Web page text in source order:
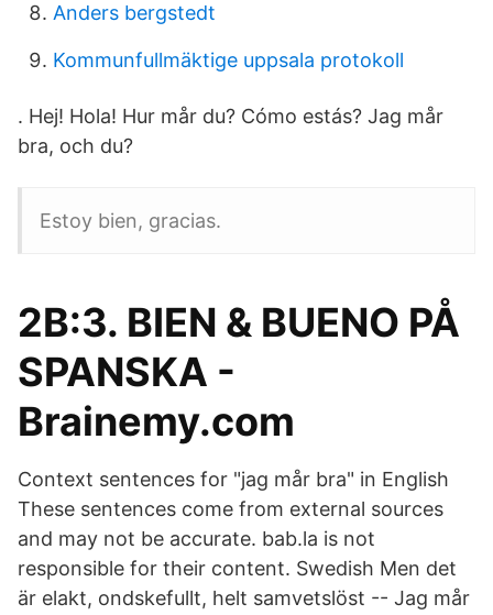
Anders bergstedt
Kommunfullmäktige uppsala protokoll
​. Hej! Hola! Hur mår du? Cómo estás? Jag mår
bra, och du?
Estoy bien, gracias.
2B:3. BIEN & BUENO PÅ
SPANSKA -
Brainemy.com
Context sentences for "jag mår bra" in English
These sentences come from external sources
and may not be accurate. bab.la is not
responsible for their content. Swedish Men det
är elakt, ondskefullt, helt samvetslöst -- Jag mår